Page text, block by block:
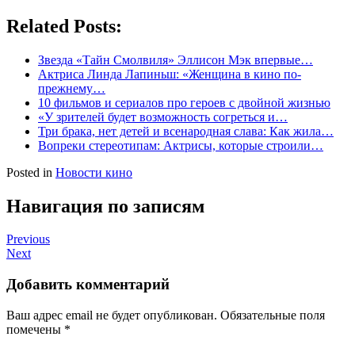
Related Posts:
Звезда «Тайн Смолвиля» Эллисон Мэк впервые…
Актриса Линда Лапиньш: «Женщина в кино по-
прежнему…
10 фильмов и сериалов про героев с двойной жизнью
«У зрителей будет возможность согреться и…
Три брака, нет детей и всенародная слава: Как жила…
Вопреки стереотипам: Актрисы, которые строили…
Posted in Новости кино
Навигация по записям
Previous
Next
Добавить комментарий
Ваш адрес email не будет опубликован. Обязательные поля
помечены *